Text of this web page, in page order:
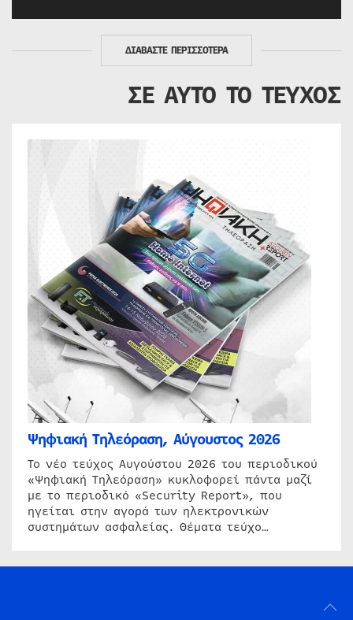
ΔΙΑΒΑΣΤΕ ΠΕΡΙΣΣΟΤΕΡΑ
ΣΕ ΑΥΤΟ ΤΟ ΤΕΥΧΟΣ
Ψηφιακή Τηλεόραση, Αύγουστος 2026
Το νέο τεύχος Αυγούστου 2026 του περιοδικού
«Ψηφιακή Τηλεόραση» κυκλοφορεί πάντα μαζί
με το περιοδικό «Security Report», που
ηγείται στην αγορά των ηλεκτρονικών
συστημάτων ασφαλείας. Θέματα τεύχο…